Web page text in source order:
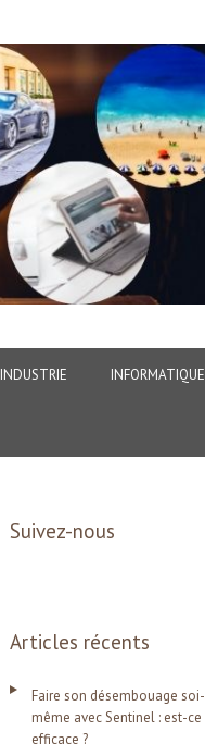
INDUSTRIE INFORMATIQUE
Suivez-nous
Articles récents
Faire son désembouage soi-
même avec Sentinel : est-ce
efficace ?